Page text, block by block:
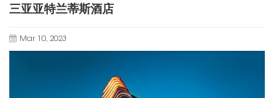
三亚亚特兰蒂斯酒店
Mar 10, 2023